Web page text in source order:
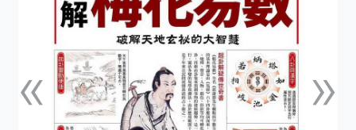
«上一張 »下一